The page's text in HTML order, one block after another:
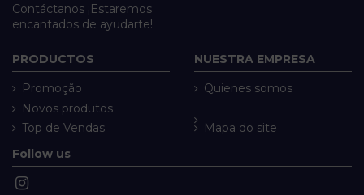
Contáctanos ¡Estaremos
encantados de ayudarte!
PRODUCTOS
Promoção
Novos produtos
Top de Vendas
NUESTRA EMPRESA
Quienes somos
Mapa do site
Follow us